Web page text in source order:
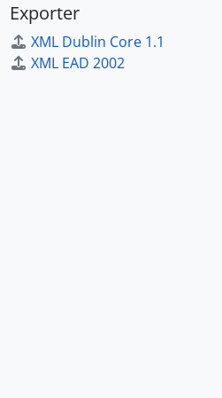
Exporter
XML Dublin Core 1.1
XML EAD 2002